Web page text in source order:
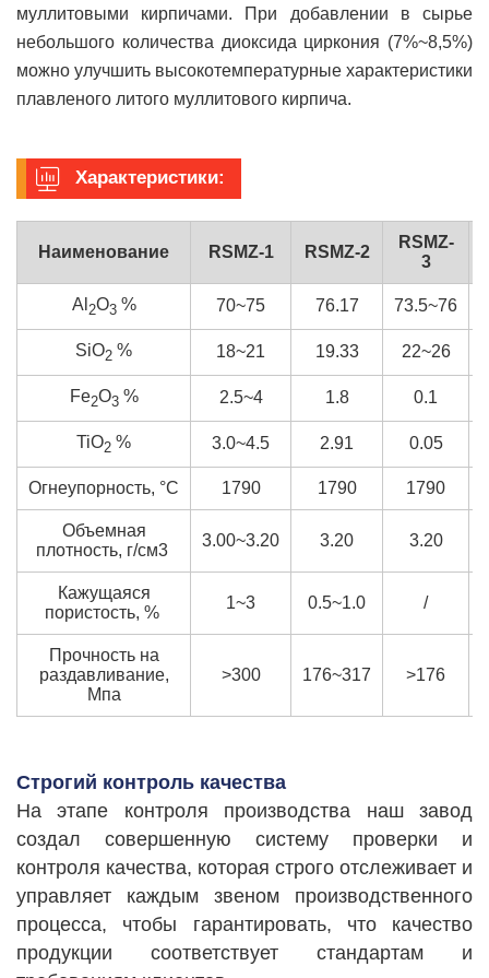
муллитовыми кирпичами. При добавлении в сырье
небольшого количества диоксида циркония (7%~8,5%)
можно улучшить высокотемпературные характеристики
плавленого литого муллитового кирпича.
Характеристики:
Наименование RSMZ-1 RSMZ-2
RSMZ-
3
Al 2O3% 70~75 76.17 73.5~76
SiO2 % 18~21 19.33 22~26
Fe2O3% 2.5~4 1.8 0.1
TiO2 % 3.0~4.5 2.91 0.05
Огнеупорность, °C 1790 1790 1790
Объемная
плотность, г/см3
3.00~3.20 3.20 3.20
Кажущаяся
пористость, %
1~3 0.5~1.0 /
Прочность на
раздавливание,
Мпа
>300 176~317 >176
Строгий контроль качества
На этапе контроля производства наш завод
создал совершенную систему проверки и
контроля качества, которая строго отслеживает и
управляет каждым звеном производственного
процесса, чтобы гарантировать, что качество
продукции соответствует стандартам и